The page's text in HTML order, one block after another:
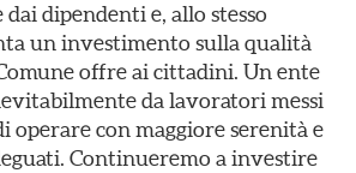
dipendenti e, allo stesso
un investimento sulla qualità
offre ai cittadini. Un ente
da lavoratori messi
operare con maggiore serenità e
Continueremo a investire